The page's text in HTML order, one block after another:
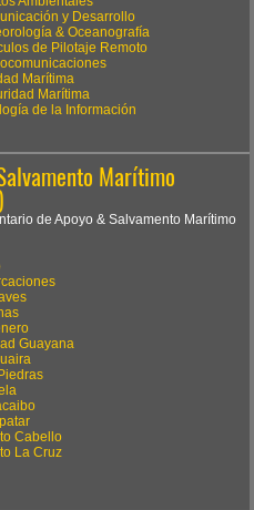
y Desarrollo
& Oceanografía
de Pilotaje Remoto
Marítima
Marítima
de la Información
Marítimo
de Apoyo & Salvamento Marítimo
Guayana
Cabello
La Cruz